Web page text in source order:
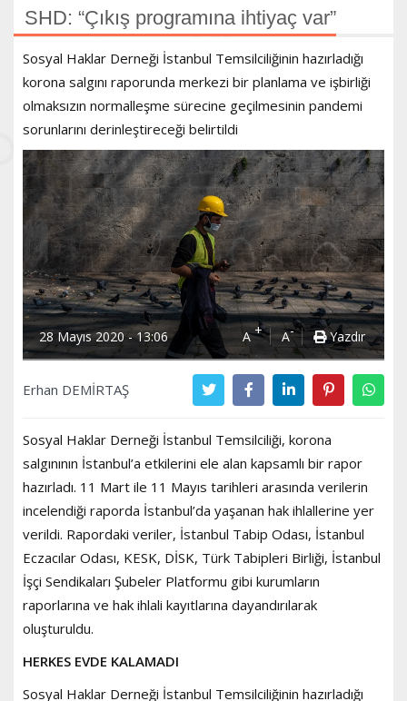
SHD: “Çıkış programına ihtiyaç var”
Sosyal Haklar Derneği İstanbul Temsilciliğinin hazırladığı
korona salgını raporunda merkezi bir planlama ve işbirliği
olmaksızın normalleşme sürecine geçilmesinin pandemi
sorunlarını derinleştireceği belirtildi
28 Mayıs 2020 - 13:06 A+ A- Yazdır
Erhan DEMİRTAŞ
Sosyal Haklar Derneği İstanbul Temsilciliği, korona
salgınının İstanbul’a etkilerini ele alan kapsamlı bir rapor
hazırladı. 11 Mart ile 11 Mayıs tarihleri arasında verilerin
incelendiği raporda İstanbul’da yaşanan hak ihlallerine yer
verildi. Rapordaki veriler, İstanbul Tabip Odası, İstanbul
Eczacılar Odası, KESK, DİSK, Türk Tabipleri Birliği, İstanbul
İşçi Sendikaları Şubeler Platformu gibi kurumların
raporlarına ve hak ihlali kayıtlarına dayandırılarak
oluşturuldu.
HERKES EVDE KALAMADI
Sosyal Haklar Derneği İstanbul Temsilciliğinin hazırladığı